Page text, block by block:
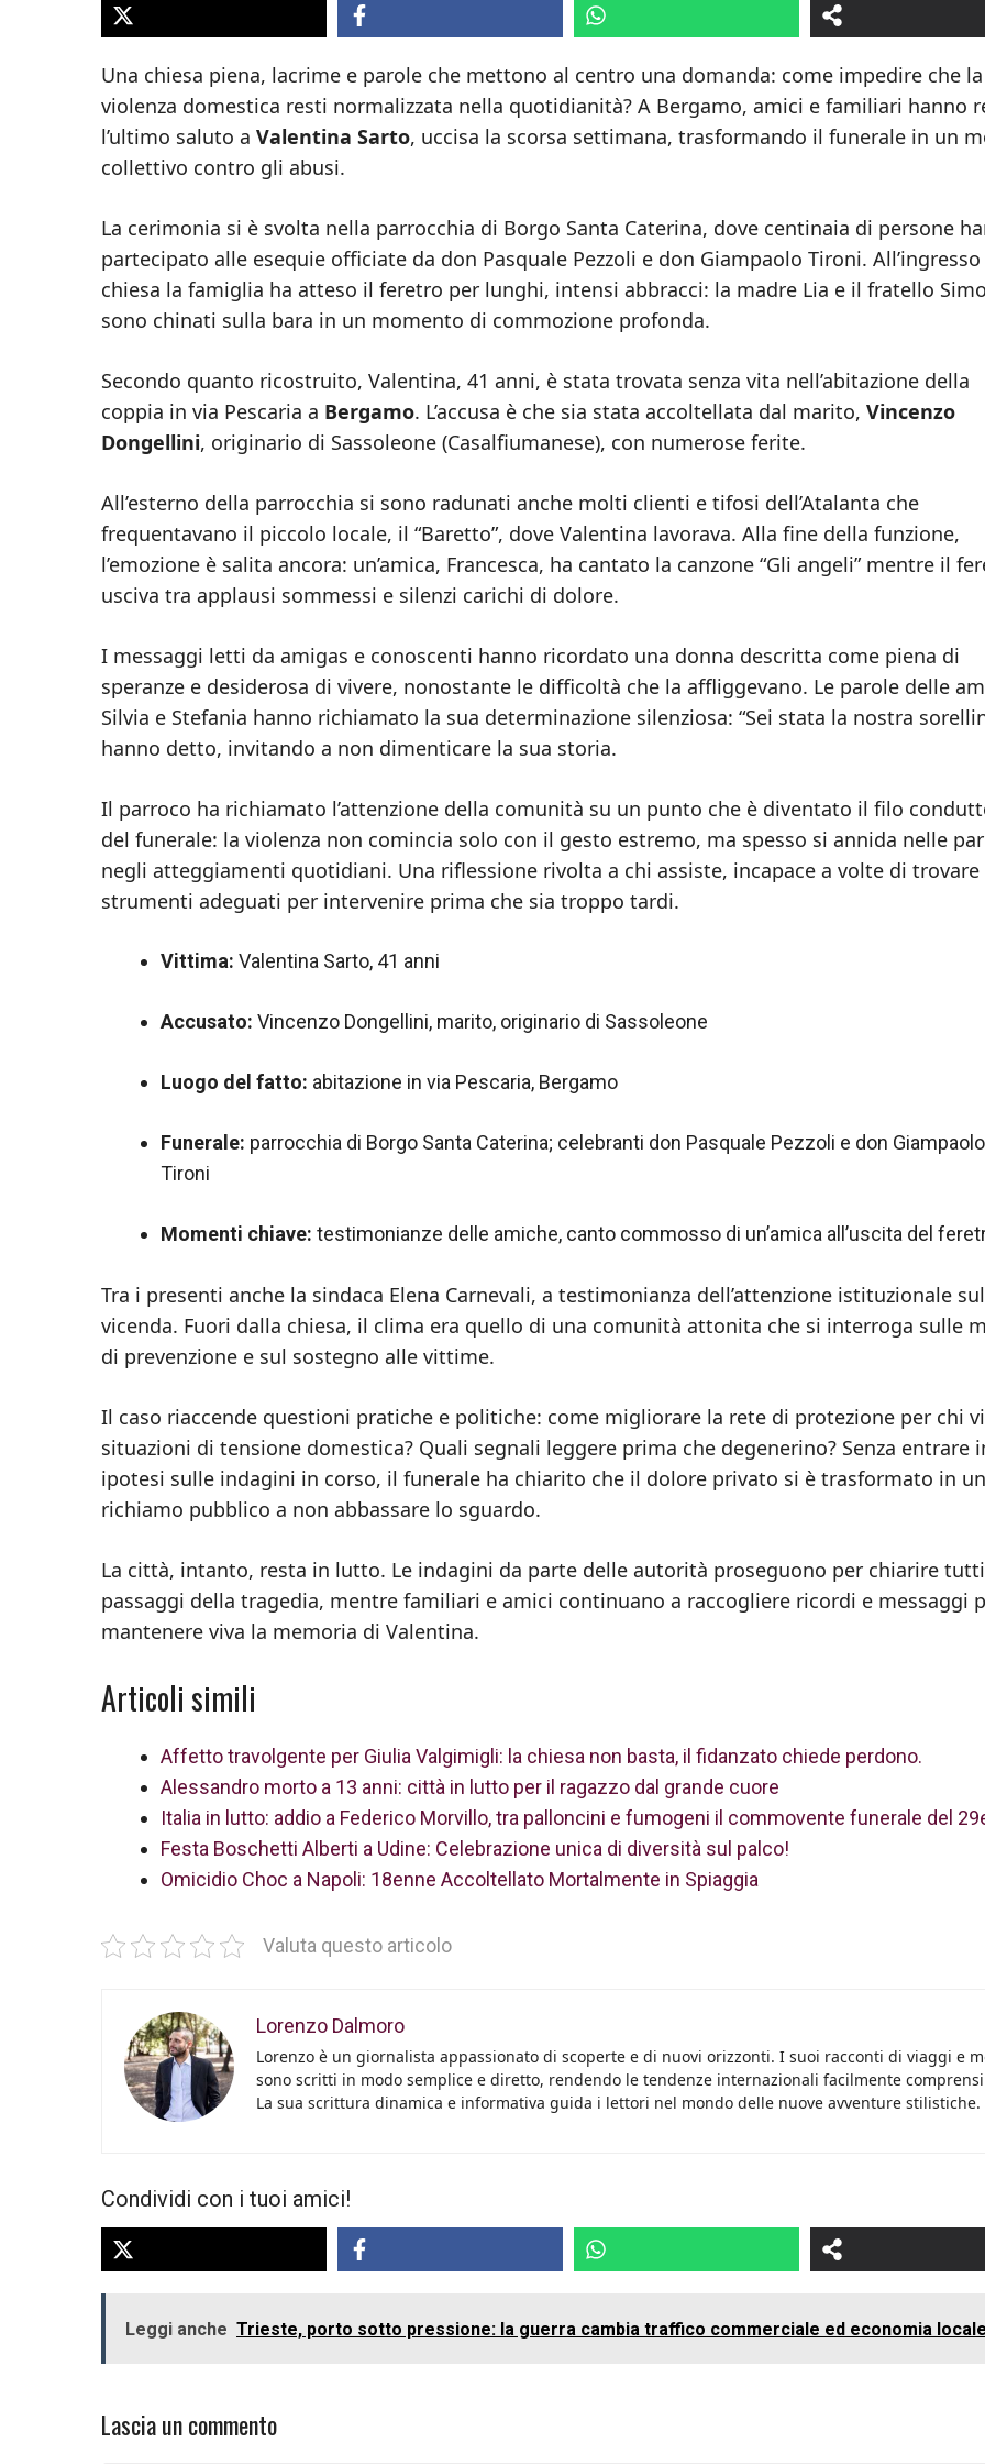
Una chiesa piena, lacrime e parole che mettono al centro una domanda: come impedire che la
violenza domestica resti normalizzata nella quotidianità? A Bergamo, amici e familiari hanno
l’ultimo saluto a Valentina Sarto, uccisa la scorsa settimana, trasformando il funerale in un
collettivo contro gli abusi.
La cerimonia si è svolta nella parrocchia di Borgo Santa Caterina, dove centinaia di persone
partecipato alle esequie officiate da don Pasquale Pezzoli e don Giampaolo Tironi.
chiesa la famiglia ha atteso il feretro per lunghi, intensi abbracci: la madre Lia e il fratello
sono chinati sulla bara in un momento di commozione profonda.
Secondo quanto ricostruito, Valentina, 41 anni, è stata trovata senza vita nell’abitazione della
coppia in via Pescaria a Bergamo. L’accusa è che sia stata accoltellata dal marito, Vincenzo
Dongellini, originario di Sassoleone (Casalfiumanese), con numerose ferite.
All’esterno della parrocchia si sono radunati anche molti clienti e tifosi dell’Atalanta che
frequentavano il piccolo locale, il “Baretto”, dove Valentina lavorava. Alla fine della funzione,
l’emozione è salita ancora: un’amica, Francesca, ha cantato la canzone “Gli angeli” mentre il
usciva tra applausi sommessi e silenzi carichi di dolore.
I messaggi letti da amigas e conoscenti hanno ricordato una donna descritta come piena di
speranze e desiderosa di vivere, nonostante le difficoltà che la affliggevano. Le parole delle
Silvia e Stefania hanno richiamato la sua determinazione silenziosa: “Sei stata la nostra
hanno detto, invitando a non dimenticare la sua storia.
Il parroco ha richiamato l’attenzione della comunità su un punto che è diventato il filo
del funerale: la violenza non comincia solo con il gesto estremo, ma spesso si annida nelle
negli atteggiamenti quotidiani. Una riflessione rivolta a chi assiste, incapace a volte di trovare
strumenti adeguati per intervenire prima che sia troppo tardi.
Vittima: Valentina Sarto, 41 anni
Accusato: Vincenzo Dongellini, marito, originario di Sassoleone
Luogo del fatto: abitazione in via Pescaria, Bergamo
Funerale: parrocchia di Borgo Santa Caterina; celebranti don Pasquale Pezzoli e don Giampaolo
Tironi
Momenti chiave: testimonianze delle amiche, canto commosso di un’amica all’uscita del
Tra i presenti anche la sindaca Elena Carnevali, a testimonianza dell’attenzione istituzionale
vicenda. Fuori dalla chiesa, il clima era quello di una comunità attonita che si interroga sulle
di prevenzione e sul sostegno alle vittime.
Il caso riaccende questioni pratiche e politiche: come migliorare la rete di protezione per chi
situazioni di tensione domestica? Quali segnali leggere prima che degenerino? Senza entrare
ipotesi sulle indagini in corso, il funerale ha chiarito che il dolore privato si è trasformato in un
richiamo pubblico a non abbassare lo sguardo.
La città, intanto, resta in lutto. Le indagini da parte delle autorità proseguono per chiarire
passaggi della tragedia, mentre familiari e amici continuano a raccogliere ricordi e messaggi
mantenere viva la memoria di Valentina.
Articoli simili
Affetto travolgente per Giulia Valgimigli: la chiesa non basta, il fidanzato chiede perdono.
Alessandro morto a 13 anni: città in lutto per il ragazzo dal grande cuore
Italia in lutto: addio a Federico Morvillo, tra palloncini e fumogeni il commovente funerale del
Festa Boschetti Alberti a Udine: Celebrazione unica di diversità sul palco!
Omicidio Choc a Napoli: 18enne Accoltellato Mortalmente in Spiaggia
Valuta questo articolo
Lorenzo Dalmoro
Lorenzo è un giornalista appassionato di scoperte e di nuovi orizzonti. I suoi racconti di viaggi e
sono scritti in modo semplice e diretto, rendendo le tendenze internazionali facilmente
La sua scrittura dinamica e informativa guida i lettori nel mondo delle nuove avventure stilistiche.
Condividi con i tuoi amici!
Leggi anche Trieste, porto sotto pressione: la guerra cambia traffico commerciale ed economia locale
Lascia un commento